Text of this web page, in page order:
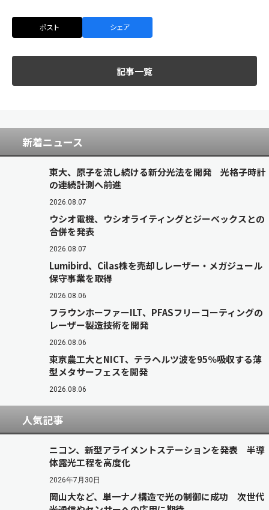
ポスト シェア
記事一覧
新着ニュース
東大、原子を流し続ける新分光法を開発 光格子時計
の連続計測へ前進
2026.08.07
ウシオ電機、ウシオライティングとジーベックスとの
合併を発表
2026.08.07
Lumibird、Cilas株を売却しレーザー・メガジュール
保守事業を取得
2026.08.06
フラウンホーファーILT、PFASフリーコーティングの
レーザー製造技術を開発
2026.08.06
東京農工大とNICT、テラヘルツ波を95％吸収する薄
型メタサーフェスを開発
2026.08.06
人気記事
ニコン、新型アライメントステーションを発表 半導
体露光工程を高度化
2026年7月30日
岡山大など、単一ナノ構造で光の制御に成功 次世代